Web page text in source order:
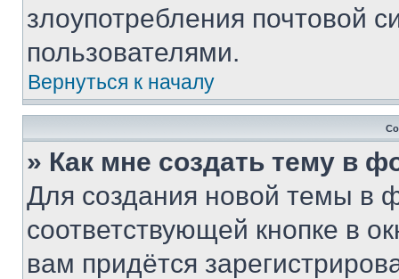
злоупотребления почтовой
пользователями.
Вернуться к началу
» Как мне создать тему в
Для создания новой темы в
соответствующей кнопке в
вам придётся